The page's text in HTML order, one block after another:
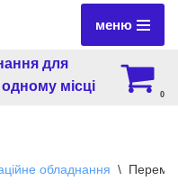
меню
для
місці
0
обладнання \